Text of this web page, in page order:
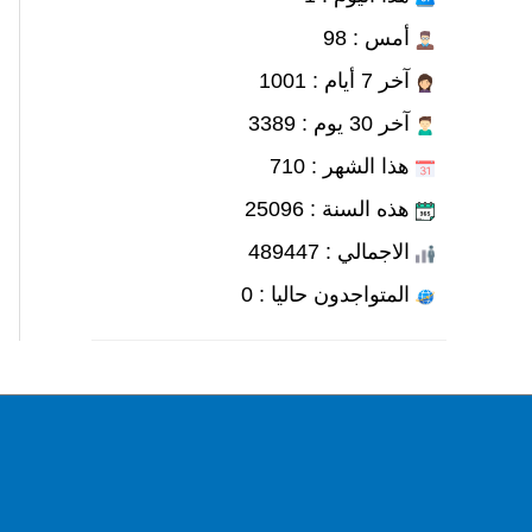
أمس : 98
آخر 7 أيام : 1001
آخر 30 يوم : 3389
هذا الشهر : 710
هذه السنة : 25096
الاجمالي : 489447
المتواجدون حاليا : 0